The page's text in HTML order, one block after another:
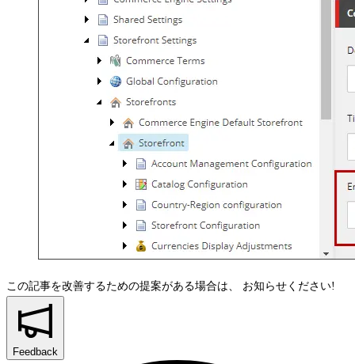
この記事を改善するための提案がある場合は、 お知らせください!
Feedback